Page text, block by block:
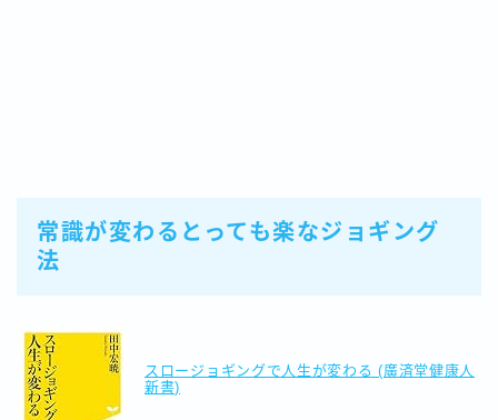
常識が変わるとっても楽なジョギング
法
スロージョギングで人生が変わる (廣済堂健康人
新書)